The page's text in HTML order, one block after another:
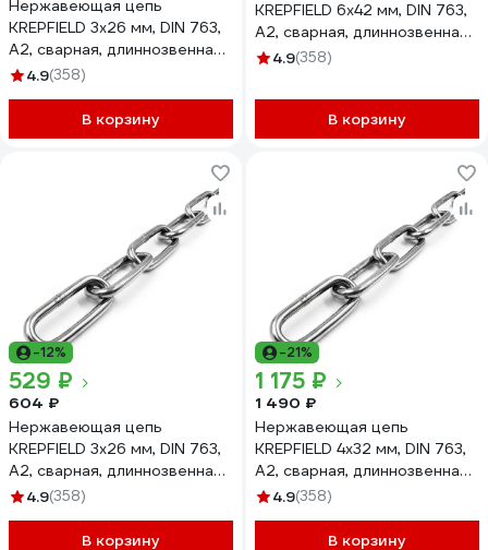
Нержавеющая цепь
KREPFIELD 3x26 мм, DIN 763,
А2, сварная, длиннозвенная,
5 м 763А2ЦЕПЬ3ММ-5
4.9(358)
В корзину
KREPFIELD 6x42 мм, DIN 763,
А2, сварная, длиннозвенная,
10 м 763А2ЦЕПЬ6ММ-10
4.9(358)
В корзину
-12%
529 ₽
604 ₽
Нержавеющая цепь
KREPFIELD 3x26 мм, DIN 763,
А2, сварная, длиннозвенная,
1 м 763А2ЦЕПЬ3ММ-1
4.9(358)
В корзину
-21%
1 175 ₽
1 490 ₽
Нержавеющая цепь
KREPFIELD 4x32 мм, DIN 763,
А2, сварная, длиннозвенная,
2 м 763А2ЦЕПЬ4ММ-2
4.9(358)
В корзину